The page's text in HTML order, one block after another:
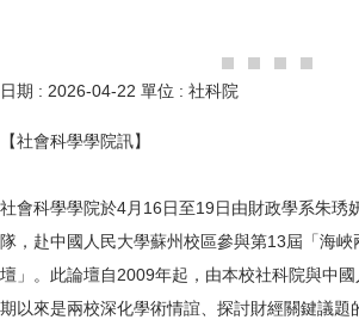
日期 : 2026-04-22 單位 : 社科院
【社會科學學院訊】
社會科學學院於4月16日至19日由財政學系朱琇
隊，赴中國人民大學蘇州校區參與第13屆「海
壇」。此論壇自2009年起，由本校社科院與中
期以來是兩校深化學術情誼、探討財經關鍵議題